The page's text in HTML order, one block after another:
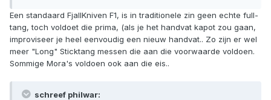
Een standaard FjallKniven F1, is in traditionele zin geen echte full-
tang, toch voldoet die prima, (als je het handvat kapot zou gaan,
improviseer je heel eenvoudig een nieuw handvat.. Zo zijn er wel
meer "Long" Sticktang messen die aan die voorwaarde voldoen.
Sommige Mora's voldoen ook aan die eis..
schreef philwar: